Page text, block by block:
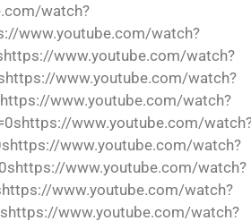
watch?
www.youtube.com/watch?
www.youtube.com/watch?
www.youtube.com/watch?
www.youtube.com/watch?
www.youtube.com/
www.youtube.com/watch?
www.youtube.com/watch?
www.youtube.com/watch?
www.youtube.com/watch?